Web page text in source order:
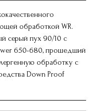
обработкой WR.
серый пух 90/10 с
650-680, прошедший
обработку с
Down Proof